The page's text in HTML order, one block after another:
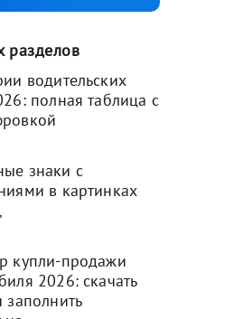
разделов
водительских
полная таблица с
знаки с
в картинках
купли-продажи
2026: скачать
заполнить